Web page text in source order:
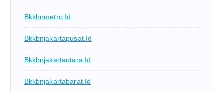
Bkkbnmetro.id
Bkkbnjakartapusat.id
Bkkbnjakartautara.id
Bkkbnjakartabarat.id